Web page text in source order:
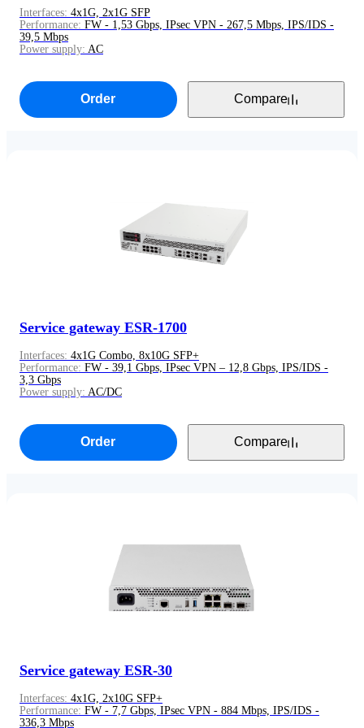
Interfaces: 4x1G, 2x1G SFP
Performance: FW - 1,53 Gbps, IPsec VPN - 267,5 Mbps, IPS/IDS -
39,5 Mbps
Power supply: AC
Order Compare
Service gateway ESR-1700
Interfaces: 4x1G Combo, 8x10G SFP+
Performance: FW - 39,1 Gbps, IPsec VPN – 12,8 Gbps, IPS/IDS -
3,3 Gbps
Power supply: AC/DC
Order Compare
Service gateway ESR-30
Interfaces: 4x1G, 2x10G SFP+
Performance: FW - 7,7 Gbps, IPsec VPN - 884 Mbps, IPS/IDS -
336,3 Mbps